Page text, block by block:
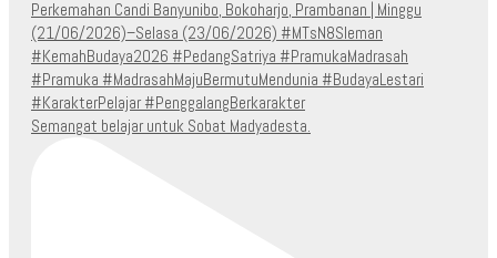
Semangat belajar untuk Sobat Madyadesta.